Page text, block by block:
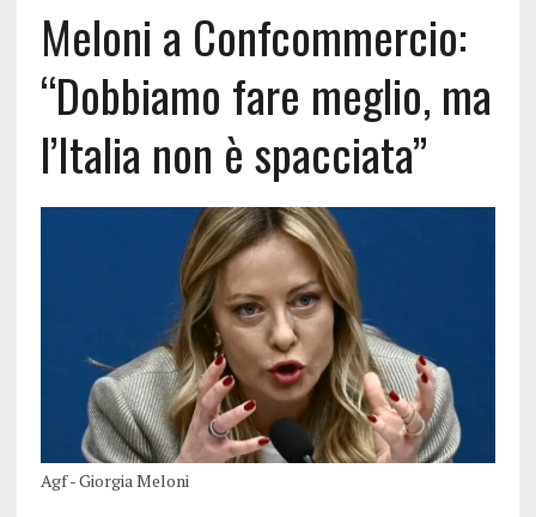
Meloni a Confcommercio:
“Dobbiamo fare meglio, ma
l’Italia non è spacciata”
Agf - Giorgia Meloni